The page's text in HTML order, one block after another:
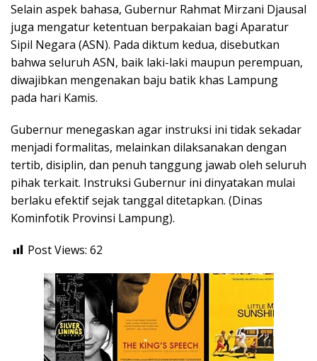
Selain aspek bahasa, Gubernur Rahmat Mirzani Djausal
juga mengatur ketentuan berpakaian bagi Aparatur
Sipil Negara (ASN). Pada diktum kedua, disebutkan
bahwa seluruh ASN, baik laki-laki maupun perempuan,
diwajibkan mengenakan baju batik khas Lampung
pada hari Kamis.
Gubernur menegaskan agar instruksi ini tidak sekadar
menjadi formalitas, melainkan dilaksanakan dengan
tertib, disiplin, dan penuh tanggung jawab oleh seluruh
pihak terkait. Instruksi Gubernur ini dinyatakan mulai
berlaku efektif sejak tanggal ditetapkan. (Dinas
Kominfotik Provinsi Lampung).
Post Views: 62